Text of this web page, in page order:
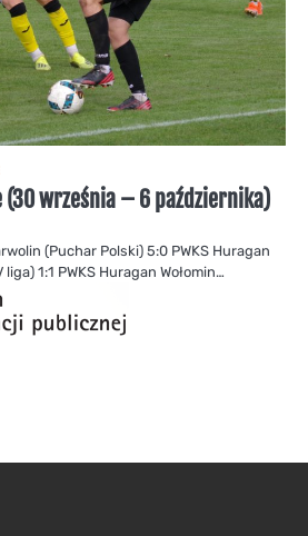
(30 września – 6 października)
(Puchar Polski) 5:0 PWKS Huragan
1:1 PWKS Huragan Wołomin…